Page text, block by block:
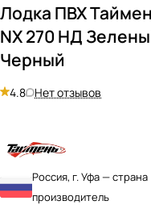
Лодка ПВХ
NX 270 НД
Черный
4.8 Нет отзывов
Россия, г. Уфа — страна
производитель